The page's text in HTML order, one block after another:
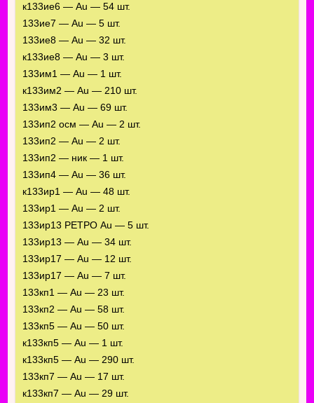
к133ие6 — Au — 54 шт.
133ие7 — Au — 5 шт.
133ие8 — Au — 32 шт.
к133ие8 — Au — 3 шт.
133им1 — Au — 1 шт.
к133им2 — Au — 210 шт.
133им3 — Au — 69 шт.
133ип2 осм — Au — 2 шт.
133ип2 — Au — 2 шт.
133ип2 — ник — 1 шт.
133ип4 — Au — 36 шт.
к133ир1 — Au — 48 шт.
133ир1 — Au — 2 шт.
133ир13 РЕТРО Au — 5 шт.
133ир13 — Au — 34 шт.
133ир17 — Au — 12 шт.
133ир17 — Au — 7 шт.
133кп1 — Au — 23 шт.
133кп2 — Au — 58 шт.
133кп5 — Au — 50 шт.
к133кп5 — Au — 1 шт.
к133кп5 — Au — 290 шт.
133кп7 — Au — 17 шт.
к133кп7 — Au — 29 шт.